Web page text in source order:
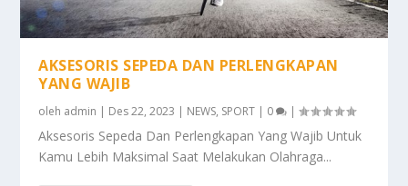
AKSESORIS SEPEDA DAN PERLENGKAPAN
YANG WAJIB
oleh admin Des 22, 2023 NEWS, SPORT 0 |
Aksesoris Sepeda Dan Perlengkapan Yang Wajib Untuk
Kamu Lebih Maksimal Saat Melakukan Olahraga...